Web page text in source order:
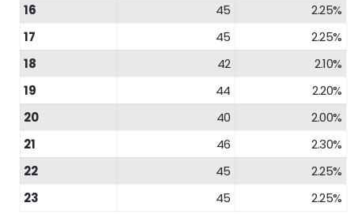
16
45
2.25%
17
45
2.25%
18
42
2.10%
19
44
2.20%
20
40
2.00%
21
46
2.30%
22
45
2.25%
23
45 2.25%